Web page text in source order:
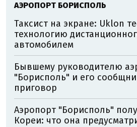
АЭРОПОРТ БОРИСПОЛЬ
Таксист на экране: Uklon
технологию
автомобилем
Бывшему руководителю
"Борисполь" и его
приговор
Аэропорт "Борисполь"
Кореи: что она